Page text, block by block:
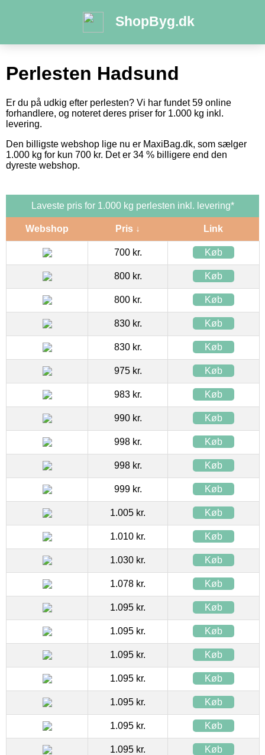
ShopByg.dk
Perlesten Hadsund
Er du på udkig efter perlesten? Vi har fundet 59 online
forhandlere, og noteret deres priser for 1.000 kg inkl.
levering.
Den billigste webshop lige nu er MaxiBag.dk, som sælger
1.000 kg for kun 700 kr. Det er 34 % billigere end den
dyreste webshop.
Laveste pris for 1.000 kg perlesten inkl. levering*
Webshop Pris ↓ Link
700 kr. Køb
800 kr. Køb
800 kr. Køb
830 kr. Køb
830 kr. Køb
975 kr. Køb
983 kr. Køb
990 kr. Køb
998 kr. Køb
998 kr. Køb
999 kr. Køb
1.005 kr. Køb
1.010 kr. Køb
1.030 kr. Køb
1.078 kr. Køb
1.095 kr. Køb
1.095 kr. Køb
1.095 kr. Køb
1.095 kr. Køb
1.095 kr. Køb
1.095 kr. Køb
1.095 kr. Køb